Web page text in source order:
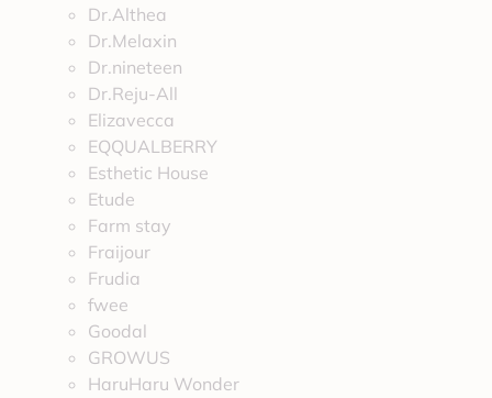
Dr.Althea
Dr.Melaxin
Dr.nineteen
Dr.Reju-All
Elizavecca
EQQUALBERRY
Esthetic House
Etude
Farm stay
Fraijour
Frudia
fwee
Goodal
GROWUS
HaruHaru Wonder